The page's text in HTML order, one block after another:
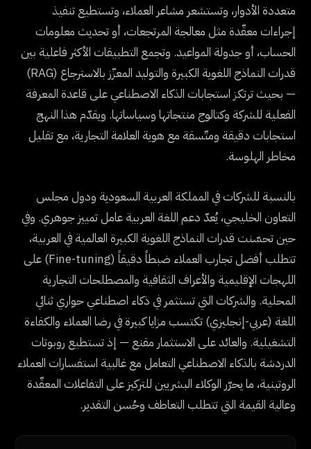
متعددة الأدوار، وتستشعر مشاعر العملاء، وتستطيع تنفيذ
إجراءات معقّدة مثل معالجة المرتجعات، أو تحديث معلومات
الحساب، أو جدولة المواعيد. وتجمع التطبيقات الأكثر فاعلية بين
قدرات النماذج اللغوية الكبيرة والتوليد المعزّز بالاسترجاع (RAG)
— بحيث ترتكز استجابات الذكاء الاصطناعي على قاعدة المعرفة
الفعلية للشركة وكتالوج منتجاتها وسياساتها. ويقدّم هذا النهج
استجابات دقيقة ومتّسقة مع هوية العلامة التجارية، مع تقليل
مخاطر الهلوسة.
بالنسبة للشركات في المملكة العربية السعودية ودول مجلس
التعاون الخليجي، يُعدّ دعم اللغة العربية عامل تمييز جوهري. وفي
حين تحسّنت قدرات النماذج اللغوية الكبيرة العالمية في العربية،
تتطلب أفضل تجارب العملاء ضبطاً دقيقاً (Fine-tuning) على
اللهجات الإقليمية والأعراف الثقافية والمصطلحات التجارية
المحلية. والشركات التي تستثمر في ذكاء اصطناعي حواري ثنائي
اللغة (عربي-إنجليزي) تكتسب مزايا كبيرة في رضا العملاء والكفاءة
التشغيلية. والعائد على الاستثمار مقنع — إذ تستطيع روبوتات
الدردشة بالذكاء الاصطناعي التعامل مع غالبية استفسارات العملاء
الروتينية، ما يحرّر الوكلاء البشريين للتركيز على التفاعلات المعقّدة
وعالية القيمة التي تتطلب التعاطف وحُسن التقدير.